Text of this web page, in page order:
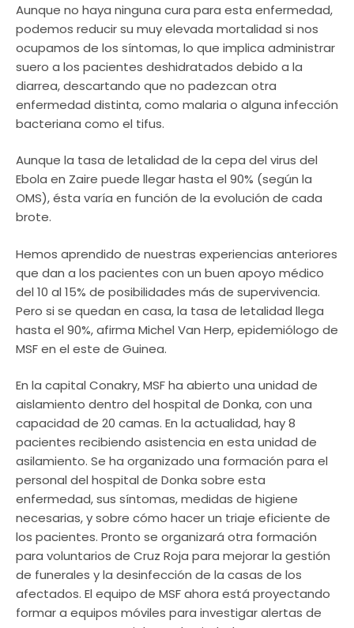
Aunque no haya ninguna cura para esta enfermedad,
podemos reducir su muy elevada mortalidad si nos
ocupamos de los síntomas, lo que implica administrar
suero a los pacientes deshidratados debido a la
diarrea, descartando que no padezcan otra
enfermedad distinta, como malaria o alguna infección
bacteriana como el tifus.
Aunque la tasa de letalidad de la cepa del virus del
Ebola en Zaire puede llegar hasta el 90% (según la
OMS), ésta varía en función de la evolución de cada
brote.
Hemos aprendido de nuestras experiencias anteriores
que dan a los pacientes con un buen apoyo médico
del 10 al 15% de posibilidades más de supervivencia.
Pero si se quedan en casa, la tasa de letalidad llega
hasta el 90%, afirma Michel Van Herp, epidemiólogo de
MSF en el este de Guinea.
En la capital Conakry, MSF ha abierto una unidad de
aislamiento dentro del hospital de Donka, con una
capacidad de 20 camas. En la actualidad, hay 8
pacientes recibiendo asistencia en esta unidad de
asilamiento. Se ha organizado una formación para el
personal del hospital de Donka sobre esta
enfermedad, sus síntomas, medidas de higiene
necesarias, y sobre cómo hacer un triaje eficiente de
los pacientes. Pronto se organizará otra formación
para voluntarios de Cruz Roja para mejorar la gestión
de funerales y la desinfección de la casas de los
afectados. El equipo de MSF ahora está proyectando
formar a equipos móviles para investigar alertas de